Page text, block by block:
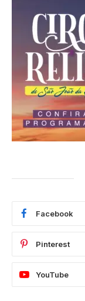
Facebook
Pinterest
YouTube